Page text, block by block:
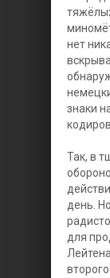
нет
знаки
Так, в
день.
для